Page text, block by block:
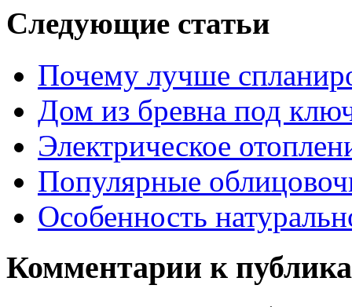
Следующие статьи
Почему лучше
Дом из бревна под
Электрическое
Популярные
Особенность
Комментарии к